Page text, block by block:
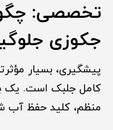
تخصصی:
جکوزی
پیشگیری، بسیار
کامل جلبک است. یک
منظم، کلید حفظ آب